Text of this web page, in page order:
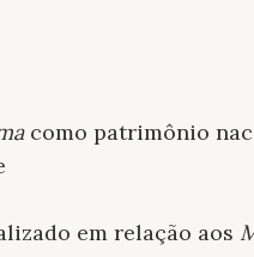
como patrimônio
em relação aos